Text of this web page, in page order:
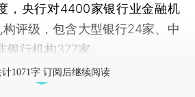
央行对4400家银行业金融机
评级，包含大型银行24家、中
行机构377家。
1071字 订阅后继续阅读